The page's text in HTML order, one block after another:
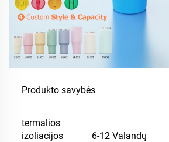
Produkto savybės
termalios
izoliacijos
6-12 Valandų